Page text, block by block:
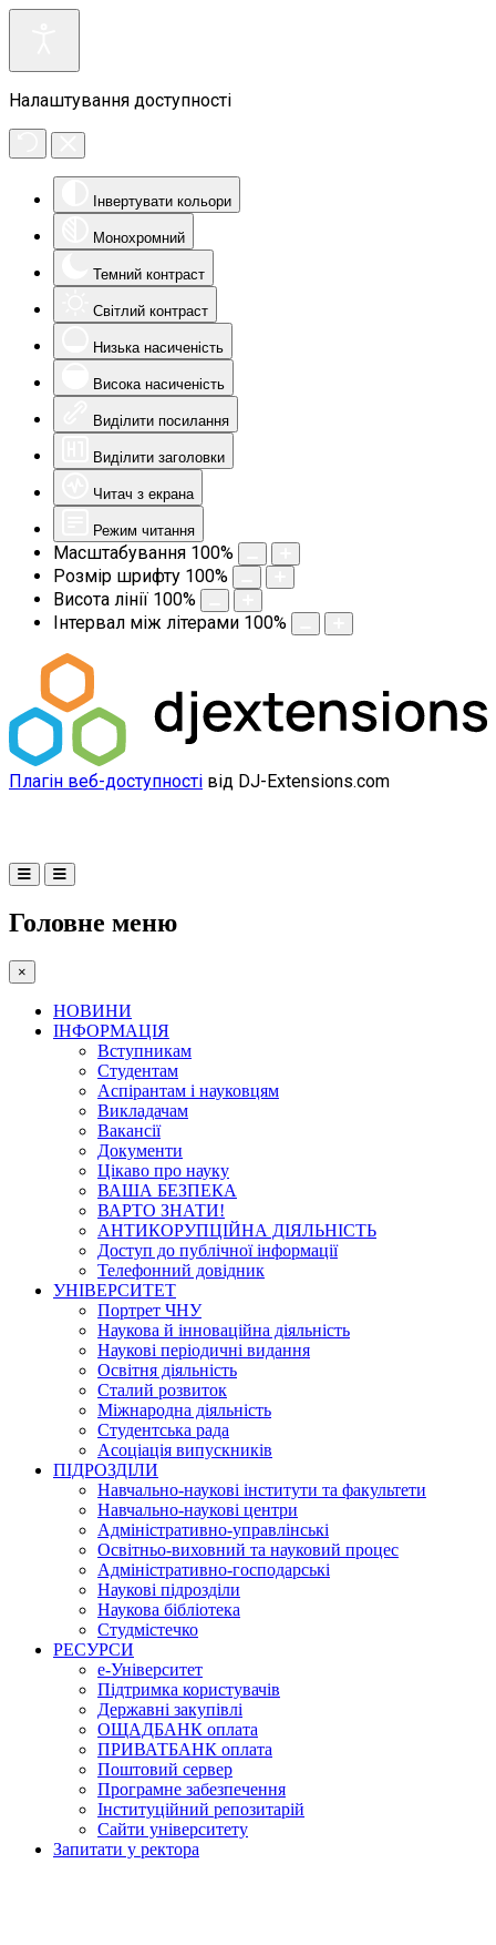
Налаштування доступності
Інвертувати кольори
Монохромний
Темний контраст
Світлий контраст
Низька насиченість
Висока насиченість
Виділити посилання
Виділити заголовки
Читач з екрана
Режим читання
Масштабування 100%
Розмір шрифту 100%
Висота лінії 100%
Інтервал між літерами 100%
Плагін веб-доступності від DJ-Extensions.com
Головне меню
×
НОВИНИ
ІНФОРМАЦІЯ
Вступникам
Студентам
Аспірантам і науковцям
Викладачам
Вакансії
Документи
Цікаво про науку
ВАША БЕЗПЕКА
ВАРТО ЗНАТИ!
АНТИКОРУПЦІЙНА ДІЯЛЬНІСТЬ
Доступ до публічної інформації
Телефонний довідник
УНІВЕРСИТЕТ
Портрет ЧНУ
Наукова й інноваційна діяльність
Наукові періодичні видання
Освітня діяльність
Сталий розвиток
Міжнародна діяльність
Студентська рада
Асоціація випускників
ПІДРОЗДІЛИ
Навчально-наукові інститути та факультети
Навчально-наукові центри
Адміністративно-управлінські
Освітньо-виховний та науковий процес
Адміністративно-господарські
Наукові підрозділи
Наукова бібліотека
Студмістечко
РЕСУРСИ
е-Університет
Підтримка користувачів
Державні закупівлі
ОЩАДБАНК оплата
ПРИВАТБАНК оплата
Поштовий сервер
Програмне забезпечення
Інституційний репозитарій
Сайти університету
Запитати у ректора